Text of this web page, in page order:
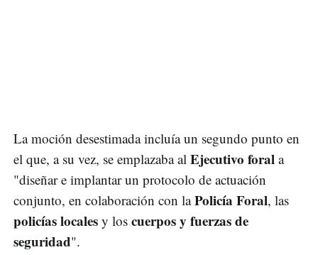
La moción desestimada incluía un segundo punto en
el que, a su vez, se emplazaba al Ejecutivo foral a
"diseñar e implantar un protocolo de actuación
conjunto, en colaboración con laPolicía Foral, las
policías locales y los cuerpos y fuerzas de
seguridad".